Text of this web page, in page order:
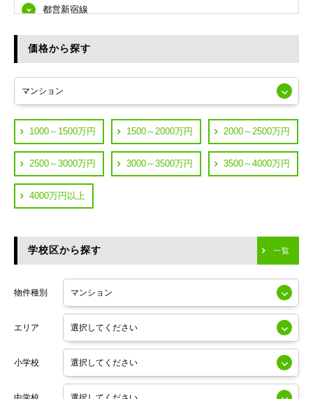
世田谷区
渋谷区
練馬区
葛飾区
横浜市鶴見区
横浜市神奈川区
川崎市川崎区
川崎市中原区
川崎市高津区
都営新宿線
都営浅草線
JR中央線
JR中央・総武線
東京メトロ日比谷線
小田急線
東京メトロ半蔵門線
東京メトロ副都心線
価格から探す
1000～1500万円 1500～2000万円 2000～2500万円
2500～3000万円 3000～3500万円 3500～4000万円
4000万円以上
学校区から探す 一覧
物件種別
エリア
小学校